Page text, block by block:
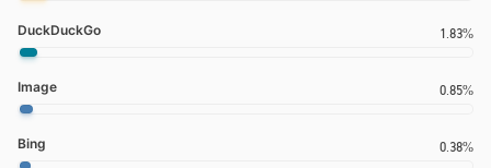
DuckDuckGo 1.83%
Image 0.85%
Bing 0.38%